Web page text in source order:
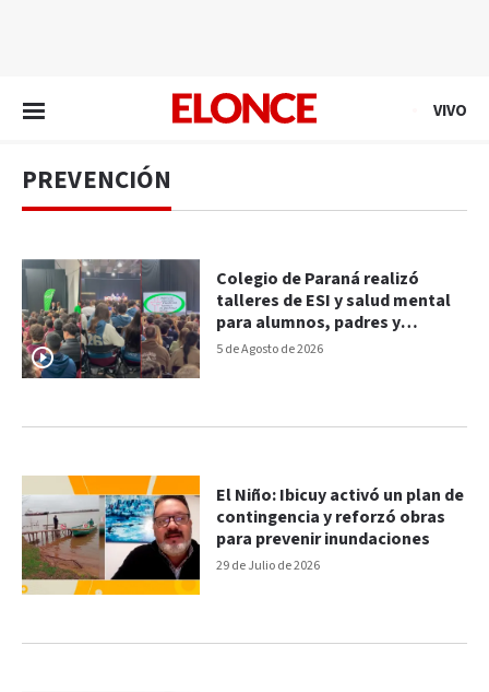
VIVO
PREVENCIÓN
5 de Agosto de 2026
Colegio de Paraná realizó
talleres de ESI y salud mental
para alumnos, padres y
docentes
29 de Julio de 2026
El Niño: Ibicuy activó un plan de
contingencia y reforzó obras
para prevenir inundaciones